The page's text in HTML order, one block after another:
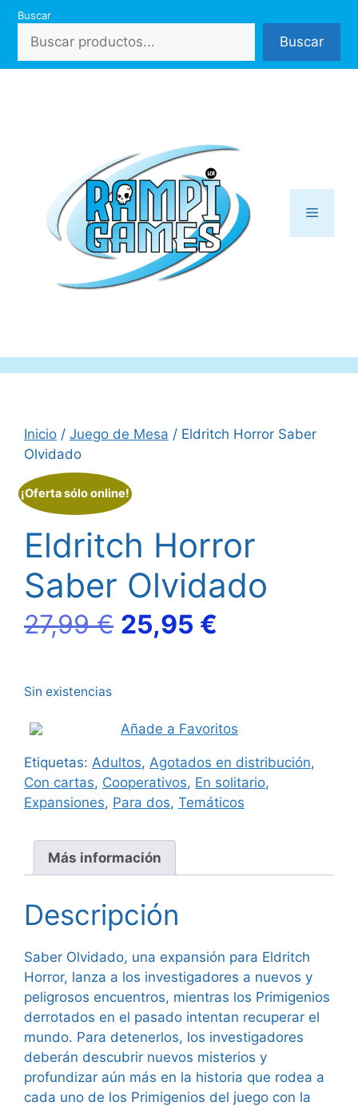
Saltar
contenido
Buscar
Buscar
Menú
Inicio / Juego de Mesa / Eldritch Horror Saber
Olvidado
¡Oferta sólo online!
Eldritch Horror
Saber Olvidado
27,99€ El
era:
27,99 €.
25,95 €
es:
25,95 €.
Sin existencias
Añade a Favoritos
Etiquetas: Adultos, Agotados en distribución,
Con cartas, Cooperativos, En solitario,
Expansiones, Para dos, Temáticos
Más información
Descripción
Saber Olvidado, una expansión para Eldritch
Horror, lanza a los investigadores a nuevos y
peligrosos encuentros, mientras los Primigenios
derrotados en el pasado intentan recuperar el
mundo. Para detenerlos, los investigadores
deberán descubrir nuevos misterios y
profundizar aún más en la historia que rodea a
cada uno de los Primigenios del juego con la